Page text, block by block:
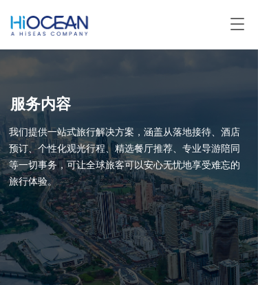
T
g
v
i
g
t
i
o
n
服务内容
我们提供一站式旅行解决方案，涵盖从落地接待、酒店
预订、个性化观光行程、精选餐厅推荐、专业导游陪同
等一切事务，可让全球旅客可以安心无忧地享受难忘的
旅行体验。